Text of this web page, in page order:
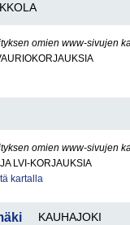
omien www-sivujen
omien www-sivujen
LVI-KORJAUKSIA
kartalla
KAUHAJOKI